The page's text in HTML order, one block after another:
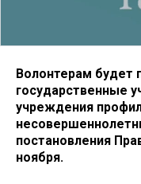
Волонтерам будет
государственные
учреждения
постановления
ноября.